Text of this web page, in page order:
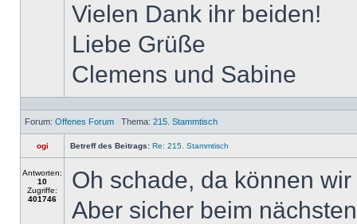
Vielen Dank ihr beiden!
Liebe Grüße
Clemens und Sabine
Forum: Offenes Forum Thema: 215. Stammtisch
ogi Betreff des Beitrags: Re: 215. Stammtisch
Antworten:
10
Zugriffe:
401746
Oh schade, da können
Aber sicher beim